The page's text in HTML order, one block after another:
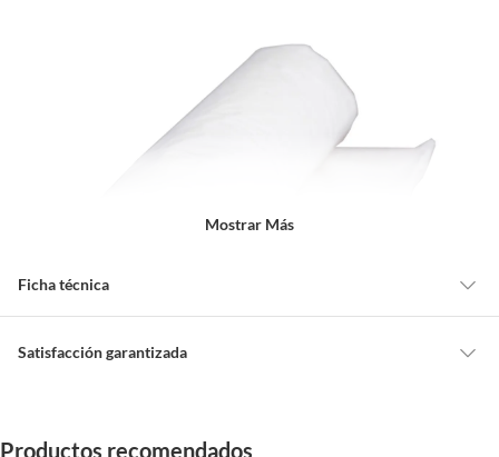
Mostrar Más
Ficha técnica
Ancho
Satisfacción garantizada
Todas las compras que realices en Sodimac están sujetas al beneficio de
Productos recomendados